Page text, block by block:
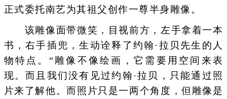
正式委托南艺为其祖父创作一尊半身雕像。
该雕像面带微笑，目视前方，左手拿着一本
书，右手插兜，生动诠释了约翰·拉贝先生的人
物特点。“雕像不像绘画，它需要用空间来表
现。而且我们没有见过约翰·拉贝，只能通过照
片来了解他。而照片只是一两个角度，但雕像是